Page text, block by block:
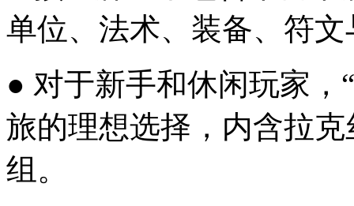
单位、法术、装备、符
● 对于新手和休闲玩家，
旅的理想选择，内含拉
组。